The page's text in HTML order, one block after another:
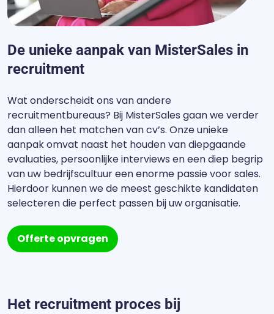
De unieke aanpak van MisterSales in
recruitment
Wat onderscheidt ons van andere
recruitmentbureaus? Bij MisterSales gaan we verder
dan alleen het matchen van cv’s. Onze unieke
aanpak omvat naast het houden van diepgaande
evaluaties, persoonlijke interviews en een diep begrip
van uw bedrijfscultuur een enorme passie voor sales.
Hierdoor kunnen we de meest geschikte kandidaten
selecteren die perfect passen bij uw organisatie.
Offerte opvragen
Het recruitment proces bij